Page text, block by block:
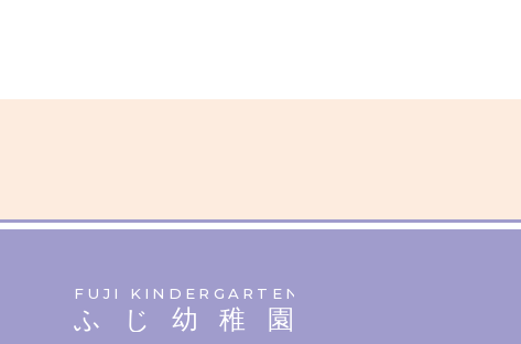
ふじ幼稚園
FUJI KINDERGARTEN